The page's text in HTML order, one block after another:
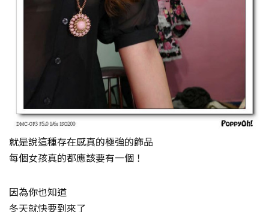
就是說這種存在感真的極強的飾品
每個女孩真的都應該要有一個！
因為你也知道
冬天就快要到來了